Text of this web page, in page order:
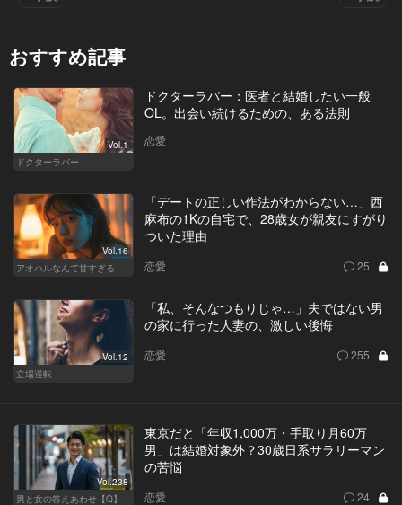
おすすめ記事
Vol.1
ドクターラバー
ドクターラバー：医者と結婚したい一般
OL。出会い続けるための、ある法則
恋愛
Vol.16
アオハルなんて甘すぎる
「デートの正しい作法がわからない…」西
麻布の1Kの自宅で、28歳女が親友にすがり
ついた理由
恋愛 25
Vol.12
立場逆転
「私、そんなつもりじゃ…」夫ではない男
の家に行った人妻の、激しい後悔
恋愛 255
Vol.238
男と女の答えあわせ【Q】
東京だと「年収1,000万・手取り月60万
男」は結婚対象外？30歳日系サラリーマン
の苦悩
恋愛 24